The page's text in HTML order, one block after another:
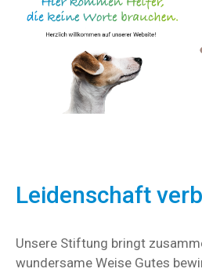
Leidenschaft
Unsere Stiftung bringt
wundersame Weise Gutes